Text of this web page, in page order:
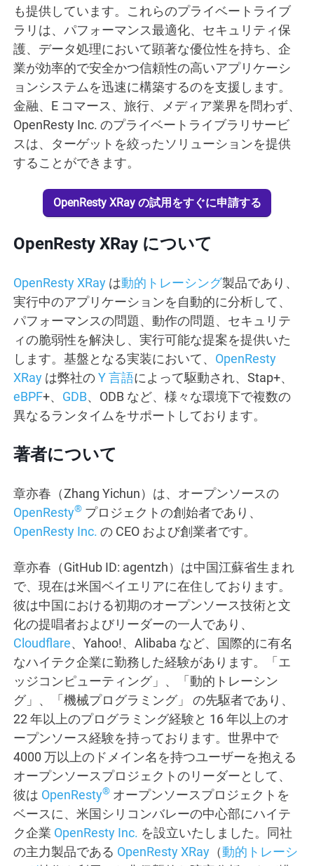
も提供しています。これらのプライベートライブ
ラリは、パフォーマンス最適化、セキュリティ保
護、データ処理において顕著な優位性を持ち、企
業が効率的で安全かつ信頼性の高いアプリケーシ
ョンシステムを迅速に構築するのを支援します。
金融、E コマース、旅行、メディア業界を問わず、
OpenResty Inc. のプライベートライブラリサービ
スは、ターゲットを絞ったソリューションを提供
することができます。
OpenResty XRay の試用をすぐに申請する
OpenResty XRay について
OpenResty XRay は動的トレーシング製品であり、
実行中のアプリケーションを自動的に分析して、
パフォーマンスの問題、動作の問題、セキュリテ
ィの脆弱性を解決し、実行可能な提案を提供いた
します。基盤となる実装において、 OpenResty
XRay は弊社のY 言語によって駆動され、Stap+、
eBPF+、 GDB、ODB など、様々な環境下で複数の
異なるランタイムをサポートしております。
著者について
章亦春（Zhang Yichun）は、オープンソースの
OpenResty® プロジェクトの創始者であり、
OpenResty Inc. の CEO および創業者です。
章亦春（GitHub ID: agentzh）は中国江蘇省生まれ
で、現在は米国ベイエリアに在住しております。
彼は中国における初期のオープンソース技術と文
化の提唱者およびリーダーの一人であり、
Cloudflare、Yahoo!、Alibaba など、国際的に有名
なハイテク企業に勤務した経験があります。「エ
ッジコンピューティング」、「動的トレーシン
グ」、「機械プログラミング」 の先駆者であり、
22 年以上のプログラミング経験と 16 年以上のオ
ープンソース経験を持っております。世界中で
4000 万以上のドメイン名を持つユーザーを抱える
オープンソースプロジェクトのリーダーとして、
彼は OpenResty® オープンソースプロジェクトを
ベースに、米国シリコンバレーの中心部にハイテ
ク企業 OpenResty Inc. を設立いたしました。同社
の主力製品である OpenResty XRay （動的トレーシ